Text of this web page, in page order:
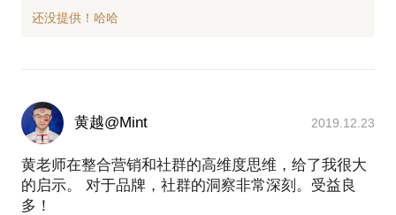
黄越@Mint 2019.12.23
黄老师在整合营销和社群的高维度思维，给了我很大
的启示。 对于品牌，社群的洞察非常深刻。受益良
多！